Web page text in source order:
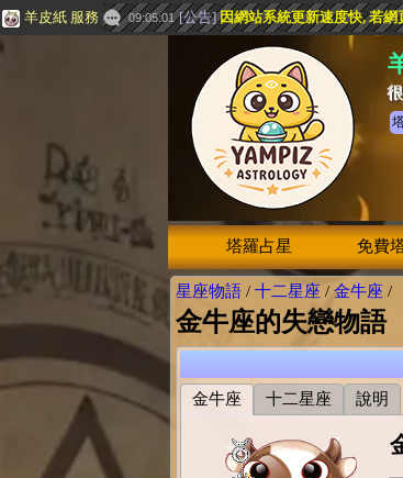
羊皮紙 服務 09:05:01 [公告]因網站系統更新速度快, 若
塔羅占星 免費
星座物語/ 十二星座 / 金牛座 /
金牛座的失戀物語
金牛座 十二星座 說明